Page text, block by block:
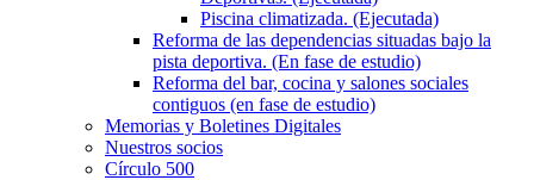
Piscina climatizada. (Ejecutada)
Reforma de las dependencias situadas bajo la
pista deportiva. (En fase de estudio)
Reforma del bar, cocina y salones sociales
contiguos (en fase de estudio)
Memorias y Boletines Digitales
Nuestros socios
Círculo 500